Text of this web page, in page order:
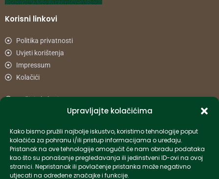
Upravljajte kolačićima
Kako bismo pružili najbolje iskustvo, koristimo tehnologije poput
kolačića za pohranu i/ili pristup informacijama o uređaju.
Pristanak na ove tehnologije omogućit će nam obradu podataka
kao što su ponašanje pregledavanja ili jedinstveni ID-ovi na ovoj
stranici. Nepristanak ili povlačenje pristanka može negativno
utjecati na određene značajke i funkcije.
Korisni linkovi
Politika privatnosti
Uvjeti korištenja
Impressum
Kolačići
Načini plaćanja
Informacije
info-hr@kettner.com